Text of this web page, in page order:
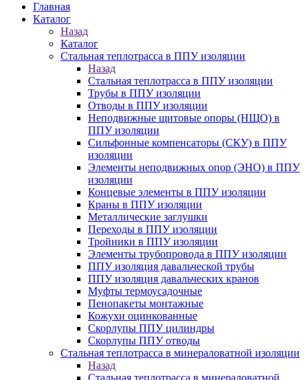
Главная
Каталог
Назад
Каталог
Стальная теплотрасса в ППУ изоляции
Назад
Стальная теплотрасса в ППУ изоляции
Трубы в ППУ изоляции
Отводы в ППУ изоляции
Неподвижные щитовые опоры (НЩО) в
ППУ изоляции
Cильфонные компенсаторы (СКУ) в ППУ
изоляции
Элементы неподвижных опор (ЭНО) в ППУ
изоляции
Концевые элементы в ППУ изоляции
Краны в ППУ изоляции
Металлические заглушки
Переходы в ППУ изоляции
Тройники в ППУ изоляции
Элементы трубопровода в ППУ изоляции
ППУ изоляция давальческой трубы
ППУ изоляция давальческих кранов
Муфты термоусадочные
Пенопакеты монтажные
Кожухи оцинкованные
Скорлупы ППУ цилиндры
Скорлупы ППУ отводы
Стальная теплотрасса в минераловатной изоляции
Назад
Стальная теплотрасса в минераловатной